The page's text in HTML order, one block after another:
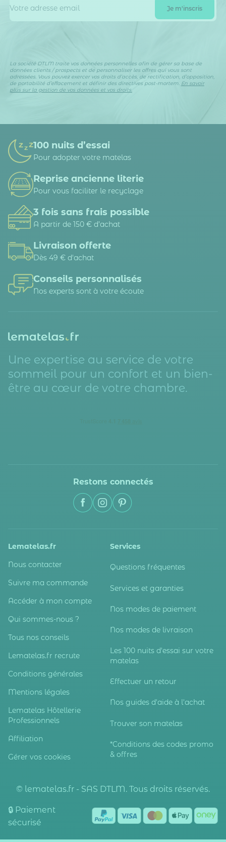
La société DTLM traite vos données personnelles afin de gérer sa base de
données clients / prospects et de personnaliser les offres qui vous sont
adressées. Vous pouvez exercer vos droits d’accès, de rectification, d’opposition,
de portabilité d’effacement et définir des directives post-mortem. En savoir
plus sur la gestion de vos données et vos droits.
100 nuits d’essai
Pour adopter votre matelas
Reprise ancienne literie
Pour vous faciliter le recyclage
3 fois sans frais possible
A partir de 150 € d’achat
Livraison offerte
Dès 49 € d'achat
Conseils personnalisés
Nos experts sont à votre écoute
Une expertise au service de votre
sommeil pour un confort et un bien-
être au cœur de votre chambre.
Restons connectés
Lematelas.fr
Nous contacter
Suivre ma commande
Accéder à mon compte
Qui sommes-nous ?
Tous nos conseils
Lematelas.fr recrute
Conditions générales
Mentions légales
Lematelas Hôtellerie
Professionnels
Affiliation
Gérer vos cookies
Services
Questions fréquentes
Services et garanties
Nos modes de paiement
Nos modes de livraison
Les 100 nuits d'essai sur votre
matelas
Effectuer un retour
Nos guides d'aide à l'achat
Trouver son matelas
*Conditions des codes promo
& offres
© lematelas.fr - SAS DTLM. Tous droits réservés.
🔒 Paiement
sécurisé